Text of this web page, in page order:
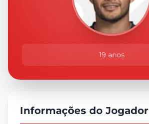
19 anos
Informações do Jogador